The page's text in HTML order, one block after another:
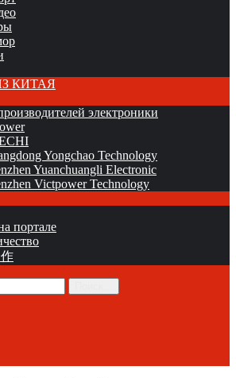
КИТАЯ
электроники
Yongchao Technology
Yuanchuangli Electronic
Victpower Technology
портале